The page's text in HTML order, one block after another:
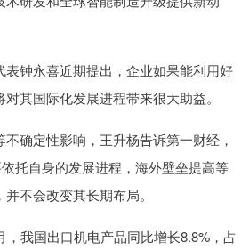
钟永喜近期提出，企业如果能利用好
其国际化发展进程带来很大助益。
确定性影响，王升杨告诉第一财经，
托自身的发展进程，海外壁垒提高等
不会改变其长期布局。
，我国出口机电产品同比增长8.8%，占